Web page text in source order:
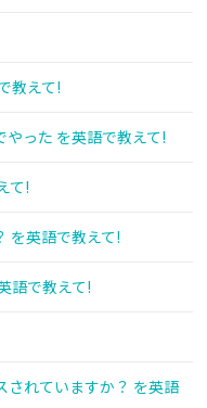
教えて!
った を英語で教えて!
て!
を英語で教えて!
語で教えて!
されていますか？ を英語